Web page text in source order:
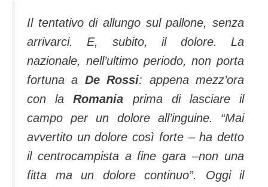
Il tentativo di allungo sul pallone, senza
arrivarci. E, subito, il dolore. La
nazionale, nell’ultimo periodo, non porta
fortuna a De Rossi: appena mezz’ora
con laRomania prima di lasciare il
campo per un dolore all’inguine. “Mai
avvertito un dolore così forte– ha detto
il centrocampista a fine gara –non una
fitta ma un dolore continuo”. Oggi il